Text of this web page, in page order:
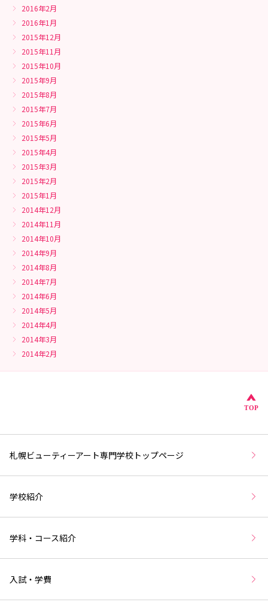
2016年2月
2016年1月
2015年12月
2015年11月
2015年10月
2015年9月
2015年8月
2015年7月
2015年6月
2015年5月
2015年4月
2015年3月
2015年2月
2015年1月
2014年12月
2014年11月
2014年10月
2014年9月
2014年8月
2014年7月
2014年6月
2014年5月
2014年4月
2014年3月
2014年2月
こ
TOP
札幌ビューティーアート専門学校トップページ
学校紹介
学科・コース紹介
入試・学費